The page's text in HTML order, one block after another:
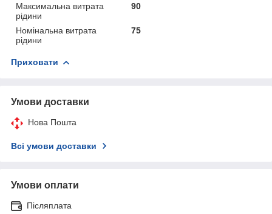
Максимальна витрата
рідини
90
Номінальна витрата
рідини
75
Приховати
Умови доставки
Нова Пошта
Всі умови доставки
Умови оплати
Післяплата